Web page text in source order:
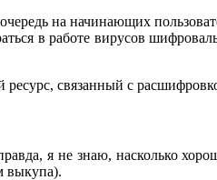
на начинающих
в работе вирусов
связанный с
я не знаю, насколько
выкупа).